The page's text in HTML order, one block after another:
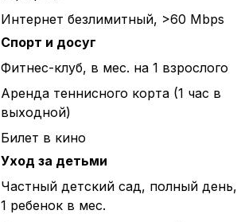
Интернет безлимитный, >60 Mbps
Спорт и досуг
Фитнес-клуб, в мес. на 1 взрослого
Аренда теннисного корта (1 час в
выходной)
Билет в кино
Уход за детьми
Частный детский сад, полный день,
1 ребенок в мес.